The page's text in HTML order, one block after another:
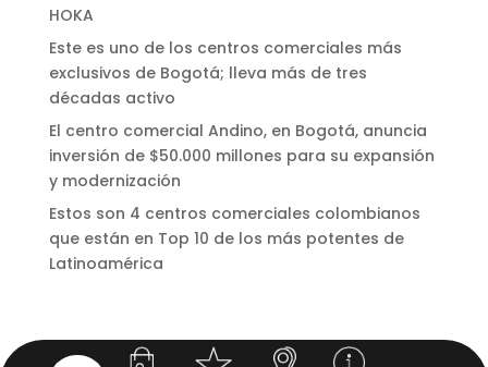
HOKA
Este es uno de los centros comerciales más
exclusivos de Bogotá; lleva más de tres
décadas activo
El centro comercial Andino, en Bogotá, anuncia
inversión de $50.000 millones para su expansión
y modernización
Estos son 4 centros comerciales colombianos
que están en Top 10 de los más potentes de
Latinoamérica